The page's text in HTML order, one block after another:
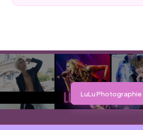
by
LuLu Photographie